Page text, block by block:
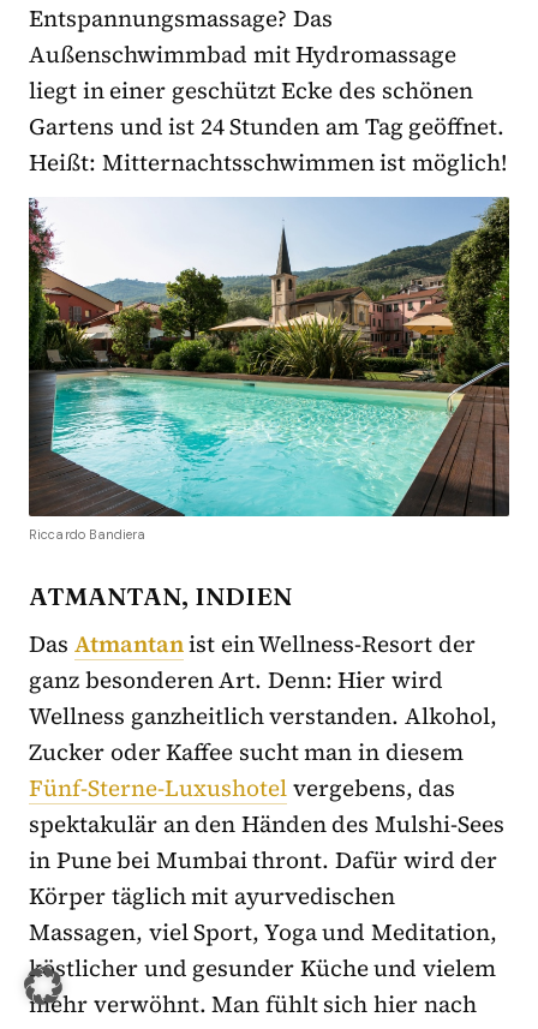
Entspannungsmassage? Das
Außenschwimmbad mit Hydromassage
liegt in einer geschützt Ecke des schönen
Gartens und ist 24 Stunden am Tag geöffnet.
Heißt: Mitternachtsschwimmen ist möglich!
Riccardo Bandiera
ATMANTAN, INDIEN
Das Atmantanist ein Wellness-Resort der
ganz besonderen Art. Denn: Hier wird
Wellness ganzheitlich verstanden. Alkohol,
Zucker oder Kaffee sucht man in diesem
Fünf-Sterne-Luxushotelvergebens, das
spektakulär an den Händen des Mulshi-Sees
in Pune bei Mumbai thront. Dafür wird der
Körper täglich mit ayurvedischen
Massagen, viel Sport, Yoga und Meditation,
köstlicher und gesunder Küche und vielem
mehr verwöhnt. Man fühlt sich hier nach